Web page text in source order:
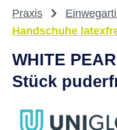
Praxis
Handschuhe
WHITE
Stück